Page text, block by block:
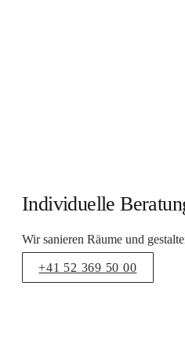
Individuelle
Wir sanieren Räume und
+41 52 369 50 00